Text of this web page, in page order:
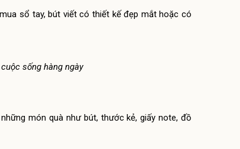
sổ tay, bút viết có thiết kế đẹp mắt hoặc có
sống hàng ngày
món quà như bút, thước kẻ, giấy note, đồ